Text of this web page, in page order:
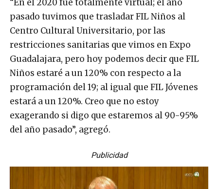
“En el 2020 fue totalmente virtual; el año
pasado tuvimos que trasladar FIL Niños al
Centro Cultural Universitario, por las
restricciones sanitarias que vimos en Expo
Guadalajara, pero hoy podemos decir que FIL
Niños estaré a un 120% con respecto a la
programación del 19; al igual que FIL Jóvenes
estará a un 120%. Creo que no estoy
exagerando si digo que estaremos al 90-95%
del año pasado”, agregó.
Publicidad